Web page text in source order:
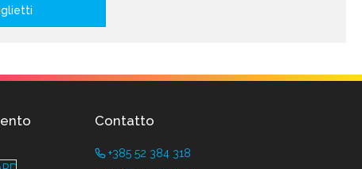
Contatto
+385 52 384 318